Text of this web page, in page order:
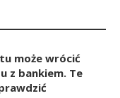
może wrócić
z bankiem. Te